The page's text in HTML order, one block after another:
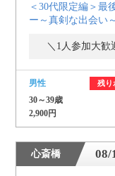
＜30代限定編＞最
ー～真剣な出会い～
＼1人参加大歓
男性 残り
30～39歳
2,900円
心斎橋 08/